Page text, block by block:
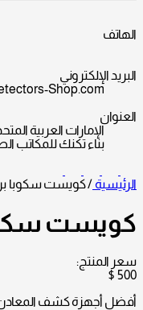
الهاتف
البريد الإلكتروني
Shop.com
العنوان
الإمارات العربية
بناء تكنك للمكاتب
الرئيسية /كويست سكوبا
كويست
سعر المنتج:
$ 500
أفضل أجهزة كشف